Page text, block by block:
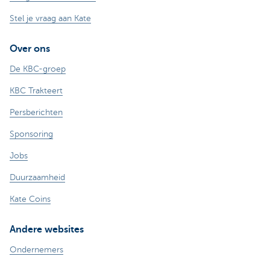
Stel je vraag aan Kate
Over ons
De KBC-groep
KBC Trakteert
Persberichten
Sponsoring
Jobs
Duurzaamheid
Kate Coins
Andere websites
Ondernemers